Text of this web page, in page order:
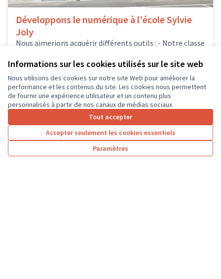
Informations sur les cookies utilisés sur le site web
Nous utilisons des cookies sur notre site Web pour améliorer la
performance et les contenus du site. Les cookies nous permettent
de fournir une expérience utilisateur et un contenu plus
personnalisés à partir de nos canaux de médias sociaux.
Tout accepter
Accepter seulement les cookies essentiels
Paramètres
Développons le numérique à l'école Sylvie
Joly
Nous aimerions acquérir différents outils : - Notre classe
ordinateurs portables, afin que les élèves...
Résultats par page : 25
3 … 7